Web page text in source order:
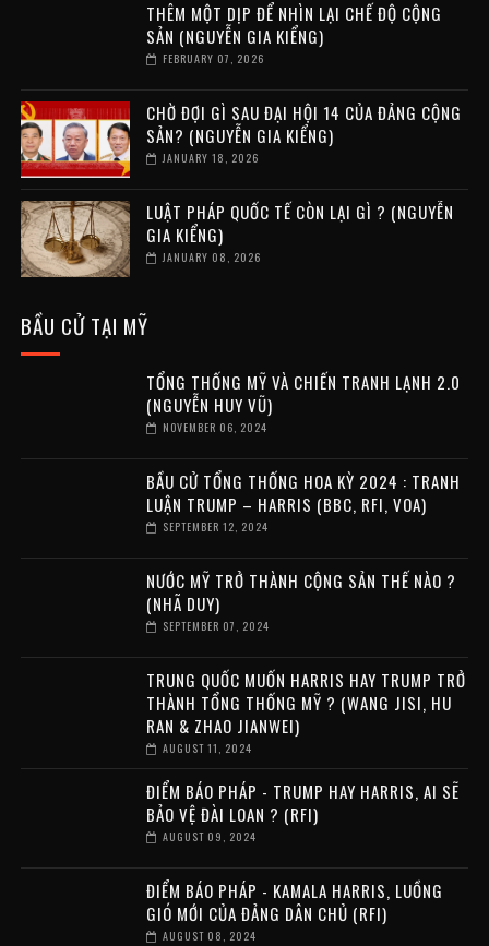
THÊM MỘT DỊP ĐỂ NHÌN LẠI CHẾ ĐỘ CỘNG
SẢN (NGUYỄN GIA KIỂNG)
FEBRUARY 07, 2026
CHỜ ĐỢI GÌ SAU ĐẠI HỘI 14 CỦA ĐẢNG CỘNG
SẢN? (NGUYỄN GIA KIỂNG)
JANUARY 18, 2026
LUẬT PHÁP QUỐC TẾ CÒN LẠI GÌ ? (NGUYỄN
GIA KIỂNG)
JANUARY 08, 2026
BẦU CỬ TẠI MỸ
TỔNG THỐNG MỸ VÀ CHIẾN TRANH LẠNH 2.0
(NGUYỄN HUY VŨ)
NOVEMBER 06, 2024
BẦU CỬ TỔNG THỐNG HOA KỲ 2024 : TRANH
LUẬN TRUMP – HARRIS (BBC, RFI, VOA)
SEPTEMBER 12, 2024
NƯỚC MỸ TRỞ THÀNH CỘNG SẢN THẾ NÀO ?
(NHÃ DUY)
SEPTEMBER 07, 2024
TRUNG QUỐC MUỐN HARRIS HAY TRUMP TRỞ
THÀNH TỔNG THỐNG MỸ ? (WANG JISI, HU
RAN & ZHAO JIANWEI)
AUGUST 11, 2024
ĐIỂM BÁO PHÁP - TRUMP HAY HARRIS, AI SẼ
BẢO VỆ ĐÀI LOAN ? (RFI)
AUGUST 09, 2024
ĐIỂM BÁO PHÁP - KAMALA HARRIS, LUỒNG
GIÓ MỚI CỦA ĐẢNG DÂN CHỦ (RFI)
AUGUST 08, 2024